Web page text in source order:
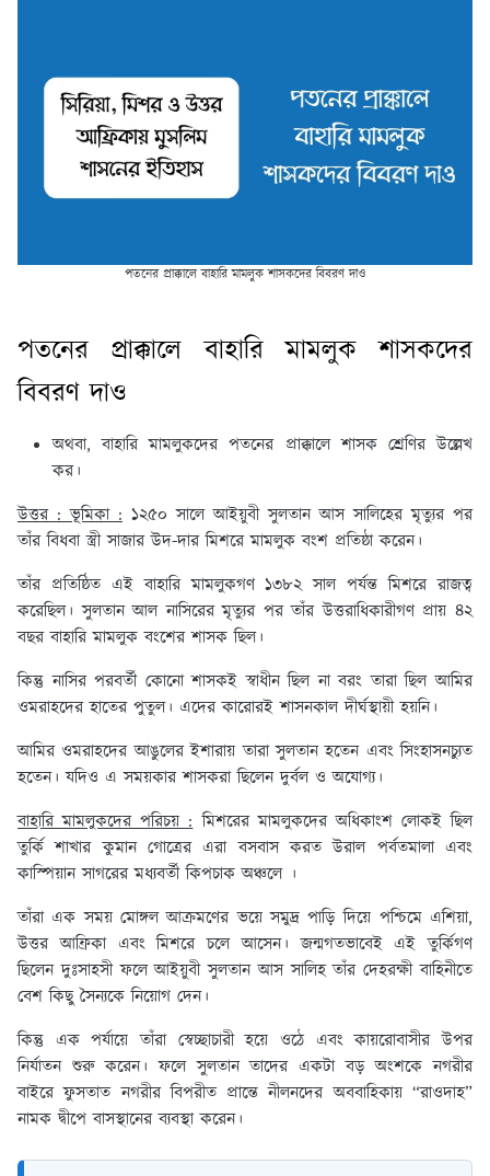
পতনের প্রাক্কালে বাহারি মামলুক শাসকদের বিবরণ দাও
পতনের প্রাক্কালে বাহারি মামলুক শাসকদের
বিবরণ দাও
অথবা, বাহারি মামলুকদের পতনের প্রাক্কালে শাসক শ্রেণির উল্লেখ
কর।
উত্তর : ভূমিকা : ১২৫০ সালে আইয়ুবী সুলতান আস সালিহের মৃত্যুর পর
তাঁর বিধবা স্ত্রী সাজার উদ-দার মিশরে মামলুক বংশ প্রতিষ্ঠা করেন।
তাঁর প্রতিষ্ঠিত এই বাহারি মামলুকগণ ১৩৮২ সাল পর্যন্ত মিশরে রাজত্ব
করেছিল। সুলতান আল নাসিরের মৃত্যুর পর তাঁর উত্তরাধিকারীগণ প্রায় ৪২
বছর বাহারি মামলুক বংশের শাসক ছিল।
কিন্তু নাসির পরবর্তী কোনো শাসকই স্বাধীন ছিল না বরং তারা ছিল আমির
ওমরাহদের হাতের পুতুল। এদের কারোরই শাসনকাল দীর্ঘস্থায়ী হয়নি।
আমির ওমরাহদের আঙুলের ইশারায় তারা সুলতান হতেন এবং সিংহাসনচ্যুত
হতেন। যদিও এ সময়কার শাসকরা ছিলেন দুর্বল ও অযোগ্য।
বাহারি মামলুকদের পরিচয় :মিশরের মামলুকদের অধিকাংশ লোকই ছিল
তুর্কি শাখার কুমান গোত্রের এরা বসবাস করত উরাল পর্বতমালা এবং
কাস্পিয়ান সাগরের মধ্যবর্তী কিপচাক অঞ্চলে ।
তাঁরা এক সময় মোঙ্গল আক্রমণের ভয়ে সমুদ্র পাড়ি দিয়ে পশ্চিমে এশিয়া,
উত্তর আফ্রিকা এবং মিশরে চলে আসেন। জন্মগতভাবেই এই তুর্কিগণ
ছিলেন দুঃসাহসী ফলে আইয়ুবী সুলতান আস সালিহ তাঁর দেহরক্ষী বাহিনীতে
বেশ কিছু সৈন্যকে নিয়োগ দেন।
কিন্তু এক পর্যায়ে তাঁরা স্বেচ্ছাচারী হয়ে ওঠে এবং কায়রোবাসীর উপর
নির্যাতন শুরু করেন। ফলে সুলতান তাদের একটা বড় অংশকে নগরীর
বাইরে ফুসতাত নগরীর বিপরীত প্রান্তে নীলনদের অববাহিকায় “রাওদাহ”
নামক দ্বীপে বাসস্থানের ব্যবস্থা করেন।